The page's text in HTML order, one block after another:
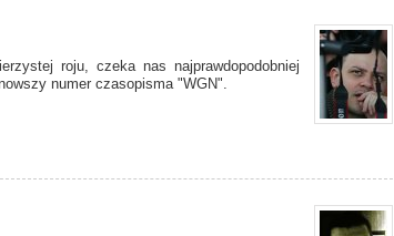
roju, czeka nas najprawdopodobniej
numer czasopisma "WGN".